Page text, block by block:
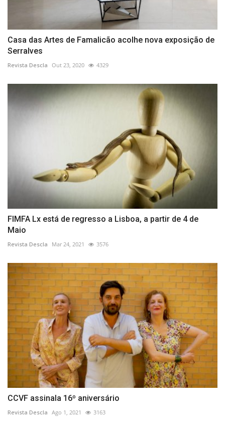
Casa das Artes de Famalicão acolhe nova exposição de
Serralves
Revista Descla Out 23, 2020 4329
FIMFA Lx está de regresso a Lisboa, a partir de 4 de
Maio
Revista Descla Mar 24, 2021 3576
CCVF assinala 16º aniversário
Revista Descla Ago 1, 2021 3163